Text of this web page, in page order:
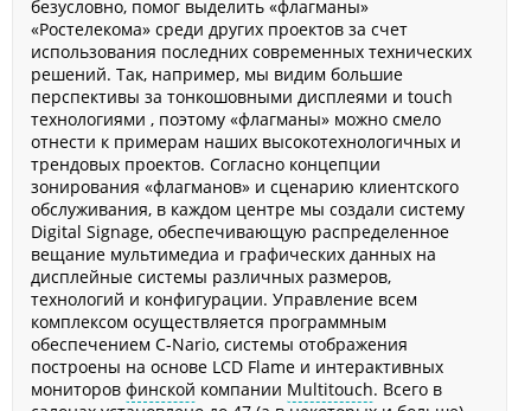
безусловно, помог выделить «флагманы»
«Ростелекома» среди других проектов за счет
использования последних современных технических
решений. Так, например, мы видим большие
перспективы за тонкошовными дисплеями и touch
технологиями , поэтому «флагманы» можно смело
отнести к примерам наших высокотехнологичных и
трендовых проектов. Согласно концепции
зонирования «флагманов» и сценарию клиентского
обслуживания, в каждом центре мы создали систему
Digital Signage, обеспечивающую распределенное
вещание мультимедиа и графических данных на
дисплейные системы различных размеров,
технологий и конфигурации. Управление всем
комплексом осуществляется программным
обеспечением C-Nario, системы отображения
построены на основе LCD Flame и интерактивных
мониторов финской компании Multitouch. Всего в